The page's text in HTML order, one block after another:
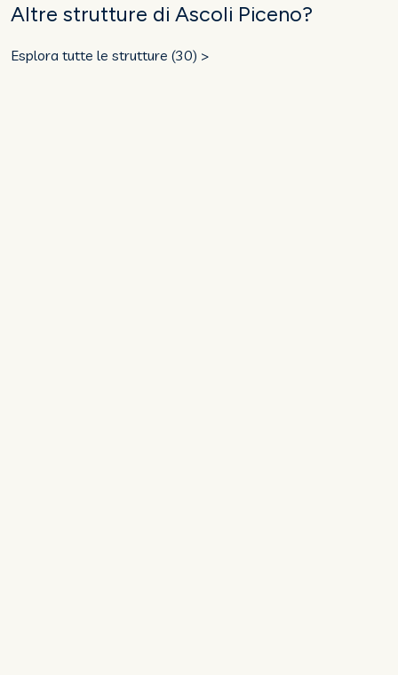
Altre strutture di Ascoli Piceno?
Esplora tutte le strutture (30) >